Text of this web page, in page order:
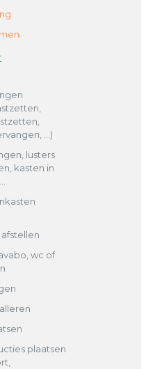
…)
lusters
kasten in
wc of
plaatsen